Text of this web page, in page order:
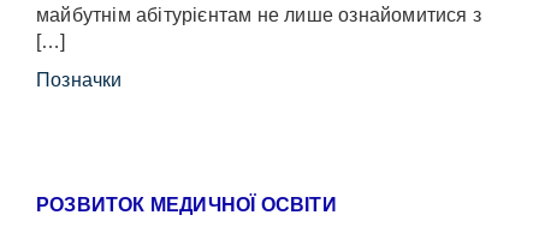
майбутнім абітурієнтам не лише ознайомитися з
[…]
Позначки
РОЗВИТОК МЕДИЧНОЇ ОСВІТИ